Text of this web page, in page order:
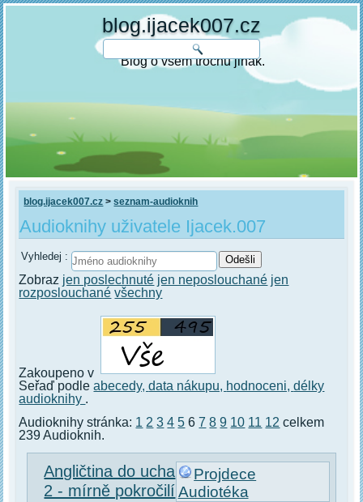
blog.ijacek007.cz
Blog o všem trochu jinak.
blog.ijacek007.cz >seznam-audioknih
Audioknihy uživatele Ijacek.007
Vyhledej :
Zobraz jen poslechnuté jen neposlouchané jen
rozposlouchané všechny
Zakoupeno v
Seřaď podleabecedy,data nákupu, hodnoceni,délky
audioknihy .
Audioknihy stránka: 1 2 3 4 5 67 8 9 10 11 12 celkem
239 Audioknih.
Projdece
Audiotéka
Angličtina do ucha
2 - mírně pokročilí